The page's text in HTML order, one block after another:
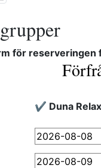
för reserveringen
✔️ Duna